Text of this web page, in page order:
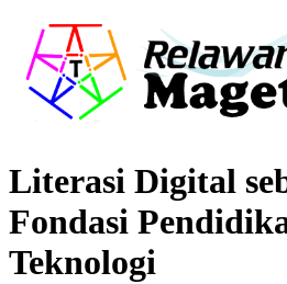
Literasi Digital
Fondasi
Teknologi